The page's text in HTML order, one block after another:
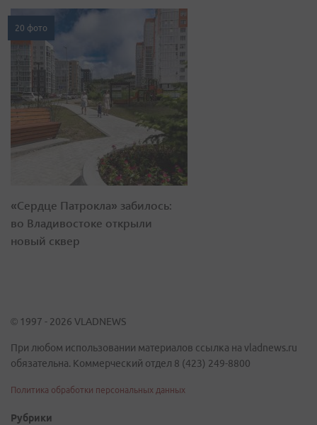
20 фото
«Сердце Патрокла» забилось:
во Владивостоке открыли
новый сквер
© 1997 - 2026 VLADNEWS
При любом использовании материалов ссылка на vladnews.ru
обязательна. Коммерческий отдел 8 (423) 249-8800
Политика обработки персональных данных
Рубрики